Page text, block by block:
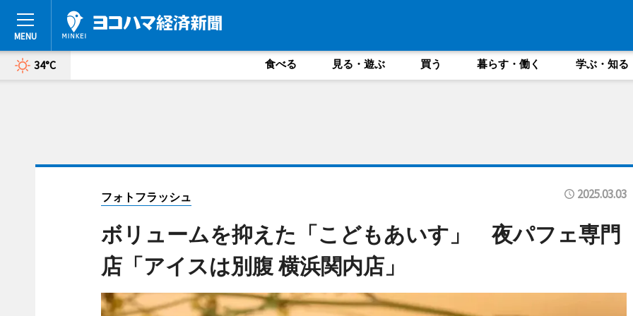
34°C 食べる 見る・遊ぶ 買う 暮らす・働く 学ぶ・知る
フォトフラッシュ 2025.03.03
ボリュームを抑えた「こどもあいす」 夜パフェ専門
店「アイスは別腹 横浜関内店」